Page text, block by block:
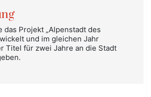
das Projekt „Alpenstadt des
und im gleichen Jahr
Titel für zwei Jahre an die Stadt